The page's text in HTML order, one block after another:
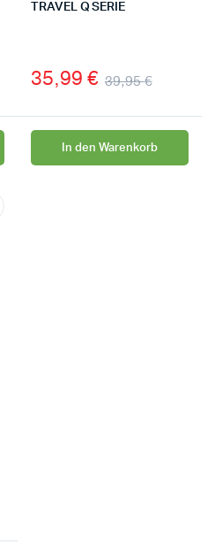
TRAVEL Q SERIE
39,95€
35,99 €
In den Warenkorb